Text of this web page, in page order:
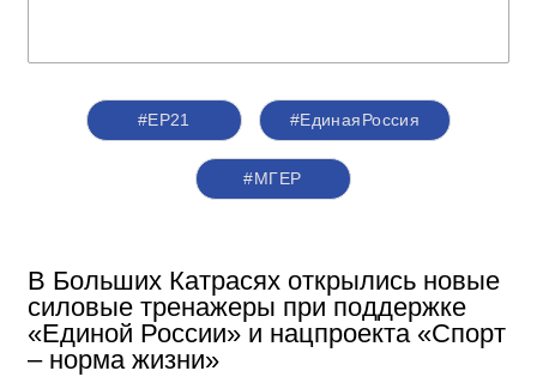
#ЕР21 #ЕдинаяРоссия
#‎МГЕР‬
В Больших Катрасях открылись новые
силовые тренажеры при поддержке
«Единой России» и нацпроекта «Спорт
– норма жизни»